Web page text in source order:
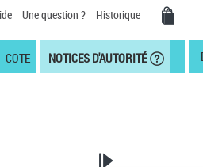
Une question ? Historique
COTE NOTICES D'AUTORITÉ